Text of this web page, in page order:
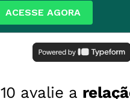
ACESSE AGORA